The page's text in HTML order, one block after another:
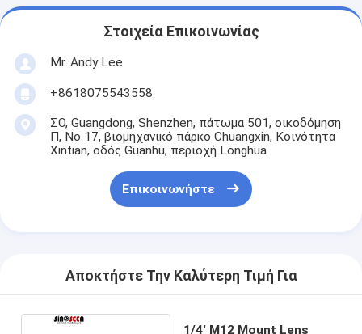
Στοιχεία Επικοινωνίας
Mr. Andy Lee
+8618075543558
ΣΟ, Guangdong, Shenzhen, πάτωμα 501, οικοδόμηση
Π, Νο 17, βιομηχανικό πάρκο Chuangxin, Κοινότητα
Xintian, οδός Guanhu, περιοχή Longhua
Επικοινωνήστε
Αποκτήστε Την Καλύτερη Τιμή Για
1/4' M12 Mount Lens